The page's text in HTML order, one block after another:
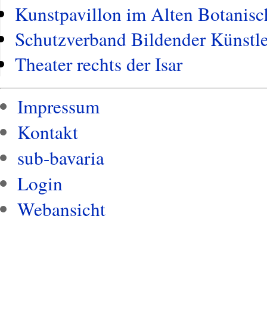
Kunstpavillon im Alten
Schutzverband Bildender
Theater rechts der Isar
Impressum
Kontakt
sub-bavaria
Login
Webansicht